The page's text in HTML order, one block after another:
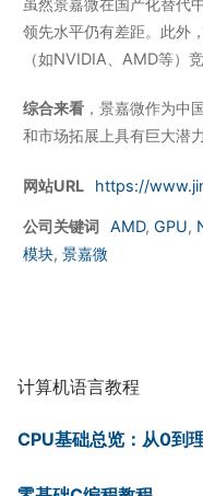
虽然景嘉微在国产化替代
领先水平仍有差距。此外
（如NVIDIA、AMD等）
综合来看 ，景嘉微作为中
和市场拓展上具有巨大潜
网站URL https://
公司关键词 AMD, GPU,
模块, 景嘉微
计算机语言教程
CPU基础总览：从0到